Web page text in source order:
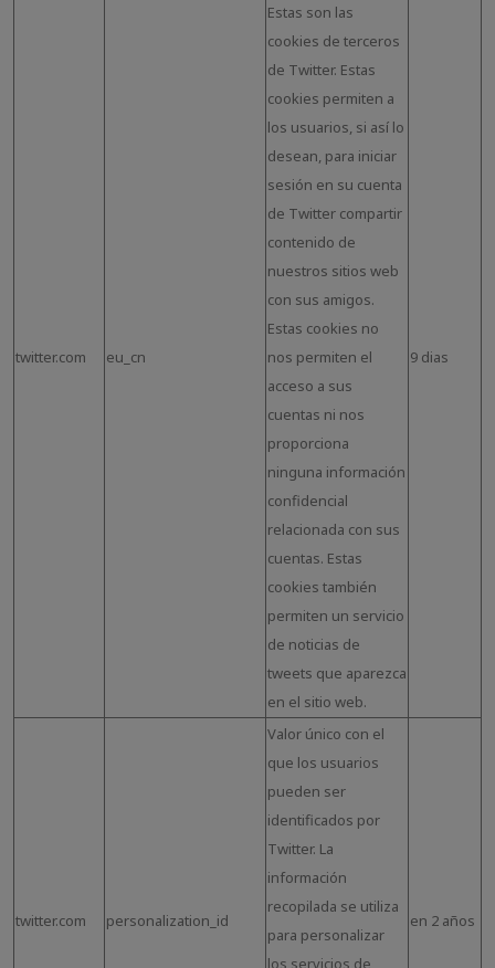
twitter.com eu_cn
Estas son las
cookies de terceros
de Twitter. Estas
cookies permiten a
los usuarios, si así lo
desean, para iniciar
sesión en su cuenta
de Twitter compartir
contenido de
nuestros sitios web
con sus amigos.
Estas cookies no
nos permiten el
acceso a sus
cuentas ni nos
proporciona
ninguna información
confidencial
relacionada con sus
cuentas. Estas
cookies también
permiten un servicio
de noticias de
tweets que aparezca
en el sitio web.
9 dias
twitter.com personalization_id
Valor único con el
que los usuarios
pueden ser
identificados por
Twitter. La
información
recopilada se utiliza
para personalizar
los servicios de
en 2 años